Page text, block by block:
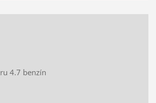
4.7 benzín